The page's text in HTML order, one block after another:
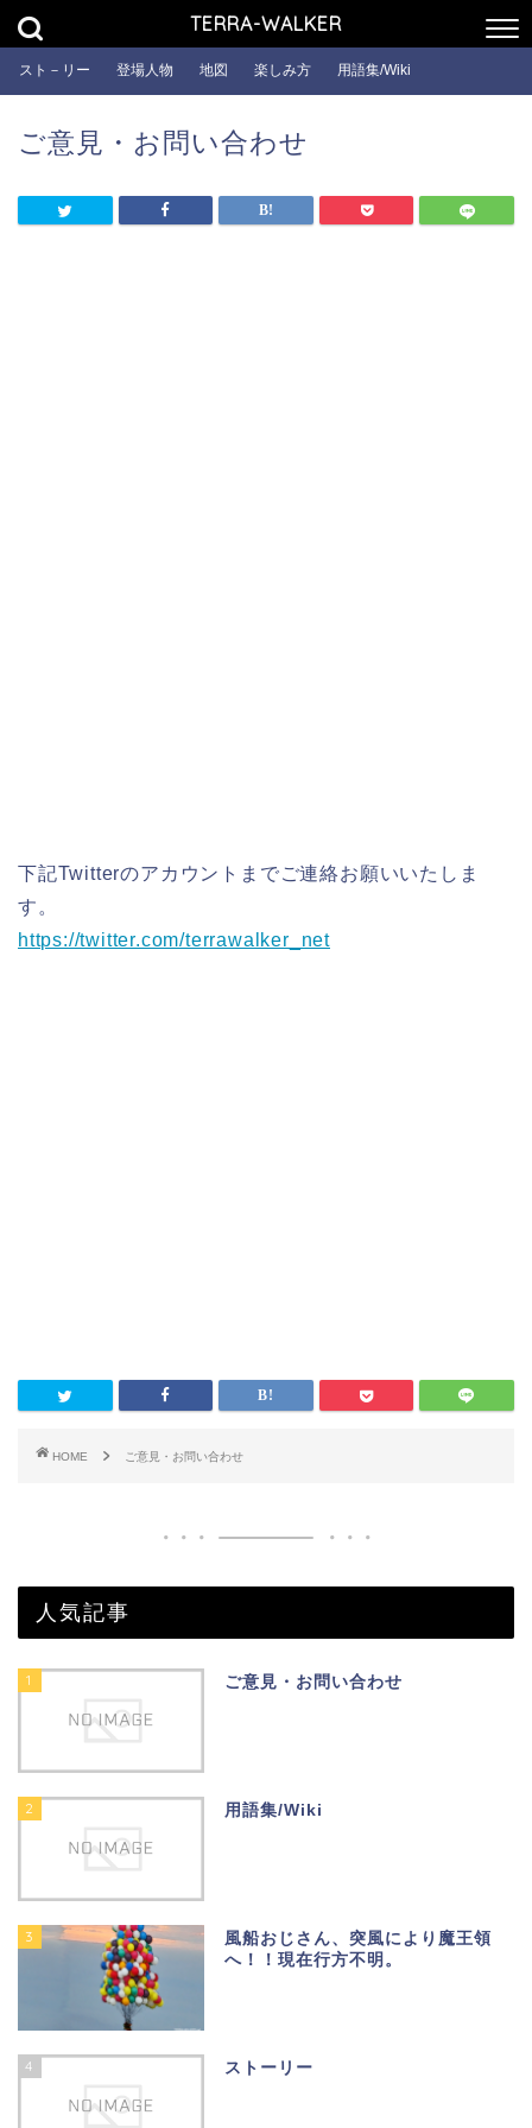
TERRA-WALKER
スト－リー 登場人物 地図 楽しみ方 用語集/Wiki
ご意見・お問い合わせ
下記Twitterのアカウントまでご連絡お願いいたしま
す。
https://twitter.com/terrawalker_net
HOME ご意見・お問い合わせ
人気記事
1 ご意見・お問い合わせ
2 用語集/Wiki
3
風船おじさん、突風により魔王領
へ！！現在行方不明。
4 ストーリー